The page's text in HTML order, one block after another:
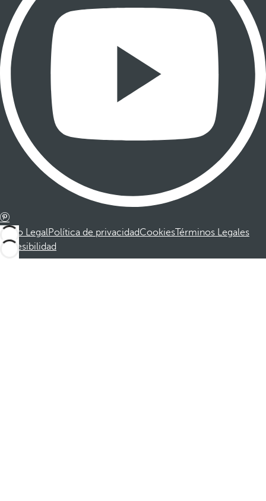
Aviso LegalPolítica de privacidadCookiesTérminos Legales
Accesibilidad